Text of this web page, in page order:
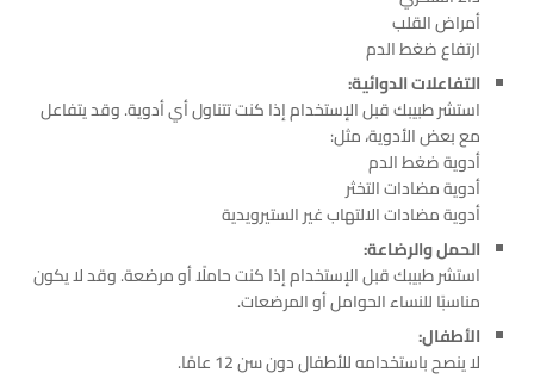
أمراض القلب
ارتفاع ضغط الدم
التفاعلات الدوائية:
استشر طبيبك قبل الإستخدام إذا كنت تتناول أي أدوية. وقد يتفاعل
مع بعض الأدوية، مثل:
أدوية ضغط الدم
أدوية مضادات التخثر
أدوية مضادات الالتهاب غير الستيرويدية
الحمل والرضاعة:
استشر طبيبك قبل الإستخدام إذا كنت حاملًا أو مرضعة. وقد لا يكون
مناسبًا للنساء الحوامل أو المرضعات.
الأطفال:
لا ينصح باستخدامه للأطفال دون سن 12 عامًا.